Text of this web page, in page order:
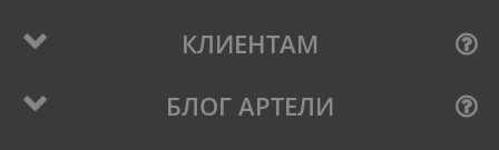
КЛИЕНТАМ
БЛОГ АРТЕЛИ